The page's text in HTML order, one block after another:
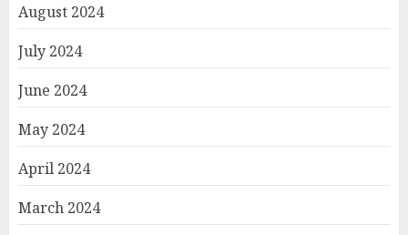
August 2024
July 2024
June 2024
May 2024
April 2024
March 2024